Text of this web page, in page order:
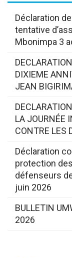
Déclaration
tentative
Mbonimpa 3
DIXIEME
JEAN
LA JOURNÉE
CONTRE LES
Déclaration
protection
défenseurs
juin 2026
BULLETIN
2026